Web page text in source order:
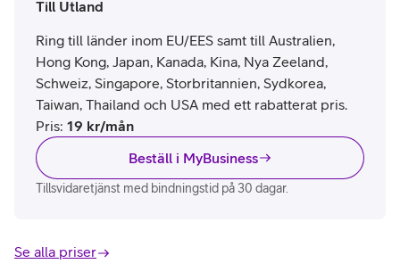
Till Utland
Ring till länder inom EU/EES samt till Australien,
Hong Kong, Japan, Kanada, Kina, Nya Zeeland,
Schweiz, Singapore, Storbritannien, Sydkorea,
Taiwan, Thailand och USA med ett rabatterat pris.
Pris: 19 kr/mån
Beställ i MyBusiness
Tillsvidaretjänst med bindningstid på 30 dagar.
Se alla priser